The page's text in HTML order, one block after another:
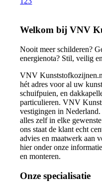
Welkom bij VNV
Nooit meer schilderen?
energienota? Stil, veilig
VNV
hét adres voor al uw
schuifpuien, en
particulieren. VNV
vestigingen in
alles zelf in elke
ons staat de klant echt
advies en maatwerk aan
hier onder onze
en monteren.
Onze specialisatie